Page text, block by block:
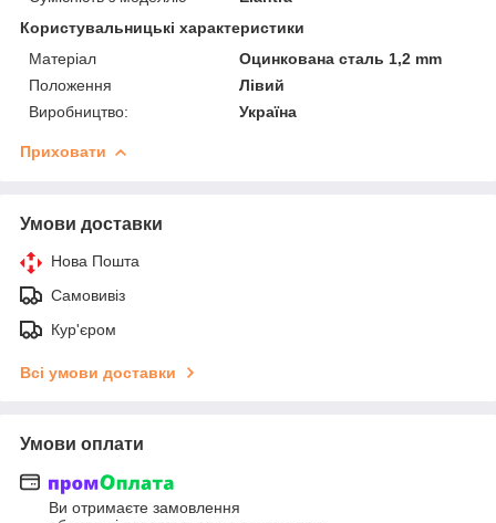
Користувальницькі характеристики
Матеріал
Оцинкована сталь 1,2 mm
Положення
Лівий
Виробництво:
Україна
Приховати
Умови доставки
Нова Пошта
Самовивіз
Кур'єром
Всі умови доставки
Умови оплати
Ви отримаєте замовлення